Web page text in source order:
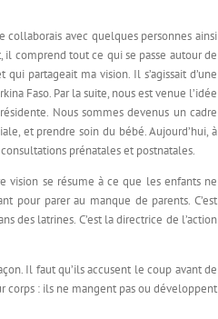
collaborais avec quelques personnes ainsi
il comprend tout ce qui se passe autour de
partageait ma vision. Il s’agissait d’une
Faso. Par la suite, nous est venue l’idée
Nous sommes devenus un cadre
et prendre soin du bébé. Aujourd’hui, à
prénatales et postnatales.
vision se résume à ce que les enfants ne
pour parer au manque de parents. C’est
des latrines. C’est la directrice de l’action
Il faut qu’ils accusent le coup avant de
corps : ils ne mangent pas ou développent